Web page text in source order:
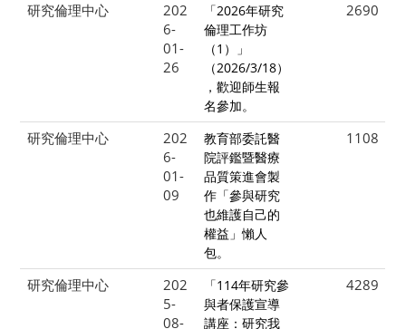
研究倫理中心
202
6-
01-
26
「2026年研究
倫理工作坊
（1）」
（2026/3/18）
，歡迎師生報
名參加。
2690
研究倫理中心
202
6-
01-
09
教育部委託醫
院評鑑暨醫療
品質策進會製
作「參與研究
也維護自己的
權益」懶人
包。
1108
研究倫理中心
202
5-
08-
「114年研究參
與者保護宣導
講座：研究我
4289